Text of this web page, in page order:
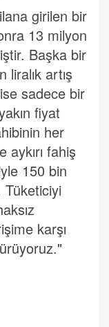
girilen bir
13 milyon
Başka bir
artış
sadece bir
fiyat
her
fahiş
150 bin
Tüketiciyi
karşı